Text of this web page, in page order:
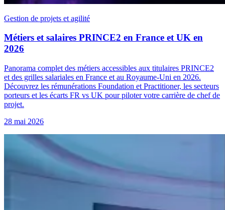
Gestion de projets et agilité
Métiers et salaires PRINCE2 en France et UK en
2026
Panorama complet des métiers accessibles aux titulaires PRINCE2
et des grilles salariales en France et au Royaume-Uni en 2026.
Découvrez les rémunérations Foundation et Practitioner, les secteurs
porteurs et les écarts FR vs UK pour piloter votre carrière de chef de
projet.
28 mai 2026